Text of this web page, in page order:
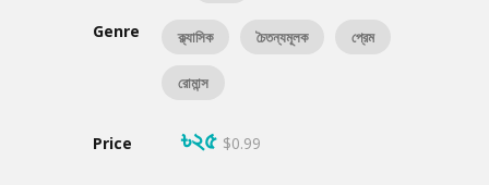
Genre ক্ল্যাসিক চৈতন্যমূলক প্রেম
রোমান্স
Price ৳২৫ $0.99